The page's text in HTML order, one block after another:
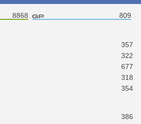
8868 809
357
322
677
318
354
386